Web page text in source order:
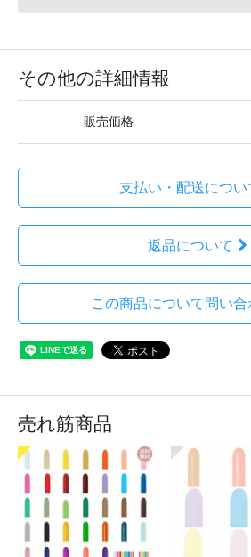
その他の詳細情報
販売価格
支払い・配送につい
返品について
この商品について問い合
売れ筋商品